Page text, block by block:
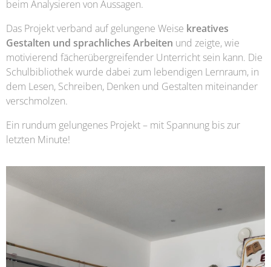
beim Analysieren von Aussagen.
Das Projekt verband auf gelungene Weise kreatives
Gestalten und sprachliches Arbeiten und zeigte, wie
motivierend fächerübergreifender Unterricht sein kann. Die
Schulbibliothek wurde dabei zum lebendigen Lernraum, in
dem Lesen, Schreiben, Denken und Gestalten miteinander
verschmolzen.
Ein rundum gelungenes Projekt – mit Spannung bis zur
letzten Minute!